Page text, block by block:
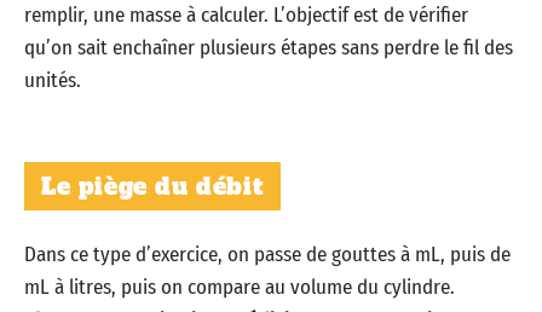
remplir, une masse à calculer. L’objectif est de vérifier
qu’on sait enchaîner plusieurs étapes sans perdre le fil des
unités.
Le piège du débit
Dans ce type d’exercice, on passe de gouttes à mL, puis de
mL à litres, puis on compare au volume du cylindre.